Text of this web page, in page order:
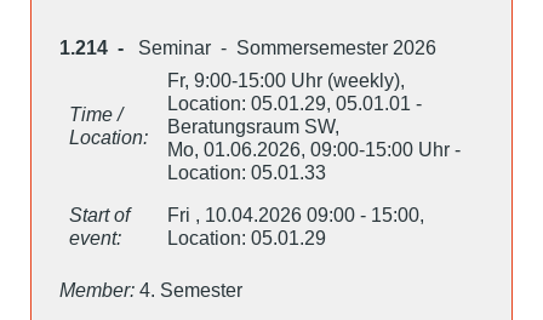
1.214 - Seminar - Sommersemester 2026
Time /
Location:
Fr, 9:00-15:00 Uhr (weekly),
Location: 05.01.29, 05.01.01 -
Beratungsraum SW,
Mo, 01.06.2026, 09:00-15:00 Uhr -
Location: 05.01.33
Start of
event:
Fri , 10.04.2026 09:00 - 15:00,
Location: 05.01.29
Member: 4. Semester